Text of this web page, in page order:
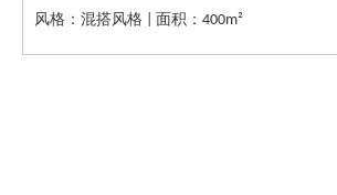
风格：混搭风格 | 面积：400m²